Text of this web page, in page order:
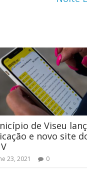
de Viseu
e novo site
23, 2021 0